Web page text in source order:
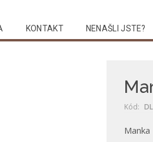
KONTAKT NENAŠLI JSTE?
Kód:
Manka